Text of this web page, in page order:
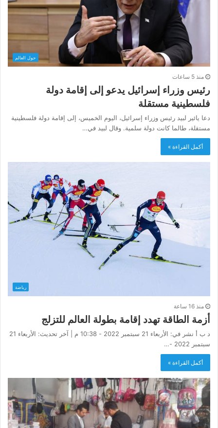
حول العالم
منذ 5 ساعات
رئيس وزراء إسرائيل يدعو إلى إقامة دولة
فلسطينية مستقلة
دعا يائير لبيد رئيس وزراء إسرائيل، اليوم الخميس، إلى إقامة دولة فلسطينية
مستقلة، طالما كانت دولة سلمية. وقال لبيد في…
أكمل القراءة »
رياضة
منذ 16 ساعة
أزمة الطاقة تهدد إقامة بطولة العالم للتزلج
د ب أ نشر في: الأربعاء 21 سبتمبر 2022 - 10:38 م | آخر تحديث: الأربعاء 21
سبتمبر 2022 -…
أكمل القراءة »